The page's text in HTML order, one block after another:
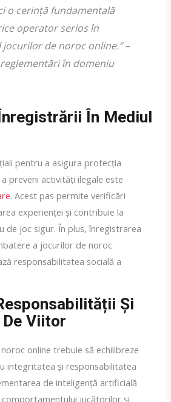
o cerință fundamentală
operator serios în
de noroc online.” –
în domeniu
În Mediul
pentru a asigura protecția
preveni activități ilegale este
. Acest pas permite verificări
experienței și contribuie la
de joc sigur. În plus, înregistrarea
a jocurilor de noroc
responsabilitatea socială a
Și
Viitor
online trebuie să echilibreze
integritatea și responsabilitatea
de inteligență artificială
jucătorilor și